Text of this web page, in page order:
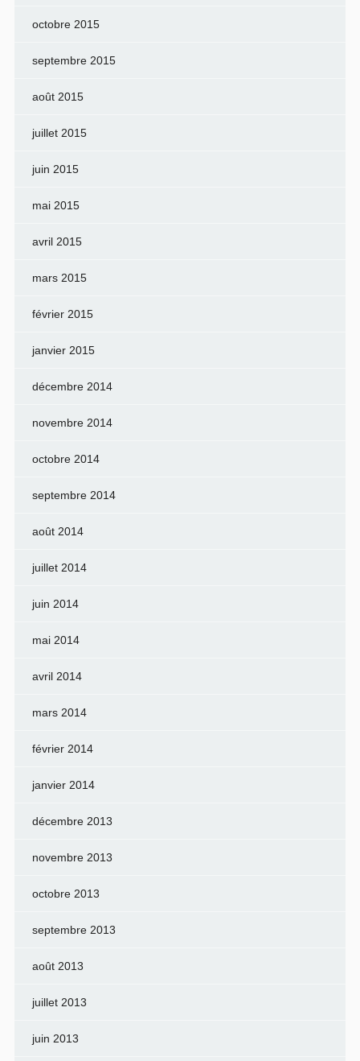
octobre 2015
septembre 2015
août 2015
juillet 2015
juin 2015
mai 2015
avril 2015
mars 2015
février 2015
janvier 2015
décembre 2014
novembre 2014
octobre 2014
septembre 2014
août 2014
juillet 2014
juin 2014
mai 2014
avril 2014
mars 2014
février 2014
janvier 2014
décembre 2013
novembre 2013
octobre 2013
septembre 2013
août 2013
juillet 2013
juin 2013